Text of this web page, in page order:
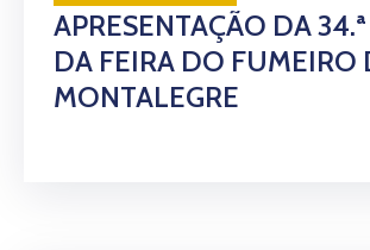
APRESENTAÇÃO DA
DA FEIRA DO FUMEIRO
MONTALEGRE